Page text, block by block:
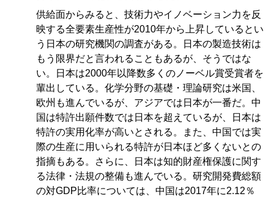
供給面からみると、技術力やイノベーション力を反
映する全要素生産性が2010年から上昇しているとい
う日本の研究機関の調査がある。日本の製造技術は
もう限界だと言われることもあるが、そうではな
い。日本は2000年以降数多くのノーベル賞受賞者を
輩出している。化学分野の基礎・理論研究は米国、
欧州も進んでいるが、アジアでは日本が一番だ。中
国は特許出願件数では日本を超えているが、日本は
特許の実用化率が高いとされる。また、中国では実
際の生産に用いられる特許が日本ほど多くないとの
指摘もある。さらに、日本は知的財産権保護に関す
る法律・法規の整備も進んでいる。研究開発費総額
の対GDP比率については、中国は2017年に2.12％